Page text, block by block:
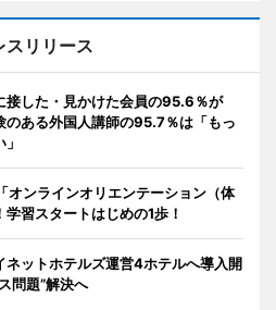
スリリース
接した・見かけた会員の95.6％が
のある外国人講師の95.7％は「もっ
オンラインオリエンテーション（体
習スタートはじめの1歩！
ネットホテルズ運営4ホテルへ導入開
問題”解決へ